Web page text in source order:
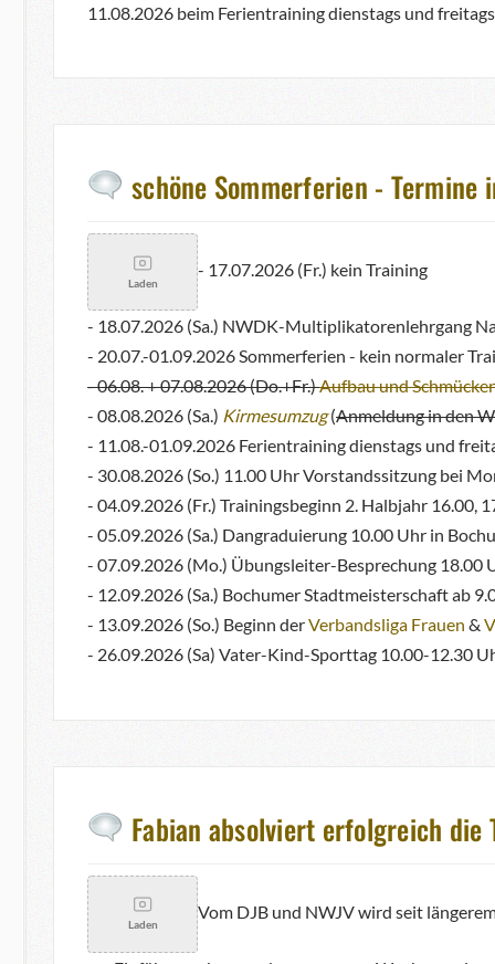
11.08.2026 beim Ferientraining dienstags und
schöne Sommerferien -
Laden
- 17.07.2026 (Fr.) kein Training
- 18.07.2026 (Sa.) NWDK-Multiplikatorenlehrgang
- 20.07.-01.09.2026 Sommerferien - kein normaler
- 06.08. + 07.08.2026 (Do.+Fr.)Aufbau und
- 08.08.2026 (Sa.) Kirmesumzug(Anmeldung in den
- 11.08.-01.09.2026 Ferientraining dienstags und
- 30.08.2026 (So.) 11.00 Uhr Vorstandssitzung bei
- 04.09.2026 (Fr.) Trainingsbeginn 2. Halbjahr 16.00,
- 05.09.2026 (Sa.) Dangraduierung 10.00 Uhr in
- 07.09.2026 (Mo.) Übungsleiter-Besprechung 18.00
- 12.09.2026 (Sa.) Bochumer Stadtmeisterschaft ab
- 13.09.2026 (So.) Beginn derVerbandsliga Frauen &
- 26.09.2026 (Sa) Vater-Kind-Sporttag 10.00-12.30
Fabian absolviert erfolgreich
Laden
Vom DJB und NWJV wird seit